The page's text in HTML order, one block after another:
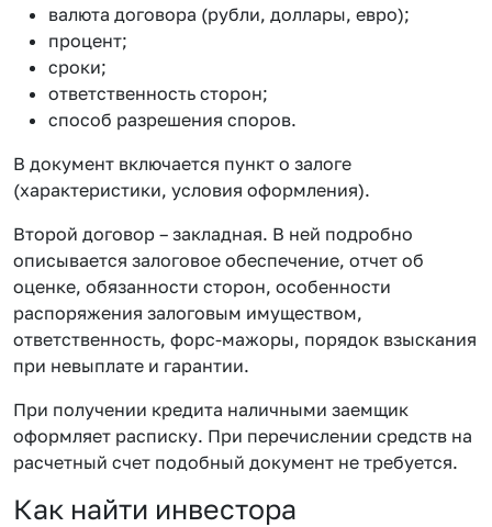
валюта договора (рубли, доллары, евро);
процент;
сроки;
ответственность сторон;
способ разрешения споров.
В документ включается пункт о залоге
(характеристики, условия оформления).
Второй договор – закладная. В ней подробно
описывается залоговое обеспечение, отчет об
оценке, обязанности сторон, особенности
распоряжения залоговым имуществом,
ответственность, форс-мажоры, порядок взыскания
при невыплате и гарантии.
При получении кредита наличными заемщик
оформляет расписку. При перечислении средств на
расчетный счет подобный документ не требуется.
Как найти инвестора